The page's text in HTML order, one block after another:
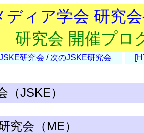
ディア学会 研究
研究会 開催プロ
研究会 / 次のJSKE研究会
（JSKE）
究会（ME）